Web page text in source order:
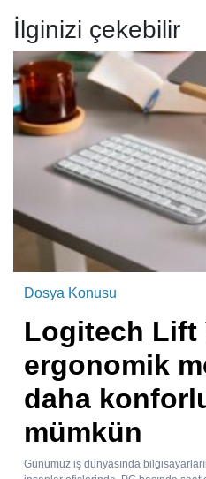
İlginizi çekebilir
Dosya Konusu
Logitech Lift
ergonomik
daha
mümkün
Günümüz iş dünyasında